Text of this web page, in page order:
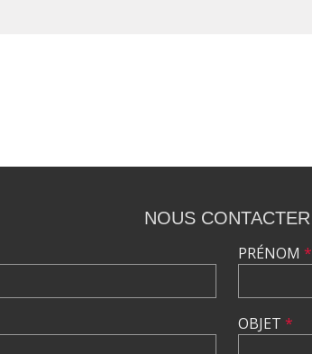
NOUS CONTACTER
PRÉNOM *
OBJET *